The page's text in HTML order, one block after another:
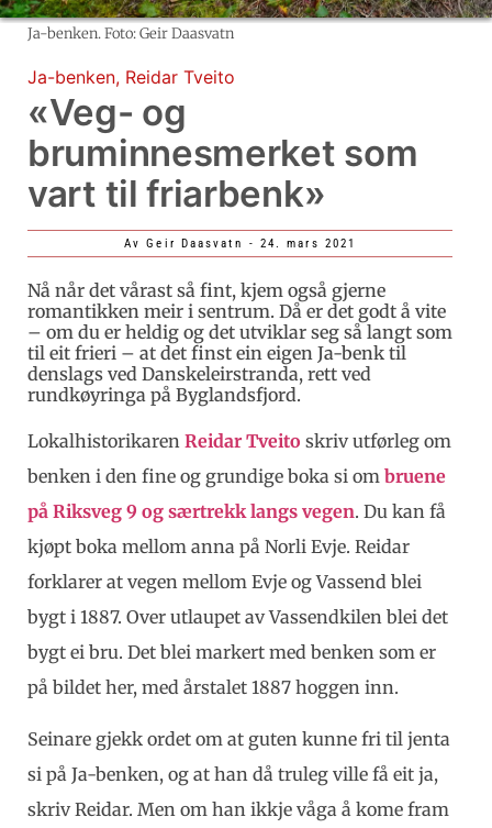
Ja-benken. Foto: Geir Daasvatn
Ja-benken, Reidar Tveito
«Veg- og
bruminnesmerket som
vart til friarbenk»
Av Geir Daasvatn - 24. mars 2021
Nå når det vårast så fint, kjem også gjerne
romantikken meir i sentrum. Då er det godt å vite
– om du er heldig og det utviklar seg så langt som
til eit frieri – at det finst ein eigen Ja-benk til
denslags ved Danskeleirstranda, rett ved
rundkøyringa på Byglandsfjord.
Lokalhistorikaren Reidar Tveito skriv utførleg om
benken i den fine og grundige boka si om bruene
på Riksveg 9 og særtrekk langs vegen. Du kan få
kjøpt boka mellom anna på Norli Evje. Reidar
forklarer at vegen mellom Evje og Vassend blei
bygt i 1887. Over utlaupet av Vassendkilen blei det
bygt ei bru. Det blei markert med benken som er
på bildet her, med årstalet 1887 hoggen inn.
Seinare gjekk ordet om at guten kunne fri til jenta
si på Ja-benken, og at han då truleg ville få eit ja,
skriv Reidar. Men om han ikkje våga å kome fram